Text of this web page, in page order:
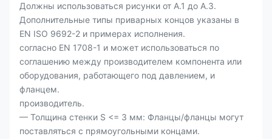
Должны использоваться рисунки от А.1 до А.3.
Дополнительные типы приварных концов указаны в
EN ISO 9692-2 и примерах исполнения.
согласно EN 1708-1 и может использоваться по
соглашению между производителем компонента или
оборудования, работающего под давлением, и
фланцем.
производитель.
— Толщина стенки S <= 3 мм: Фланцы/фланцы могут
поставляться с прямоугольными концами.